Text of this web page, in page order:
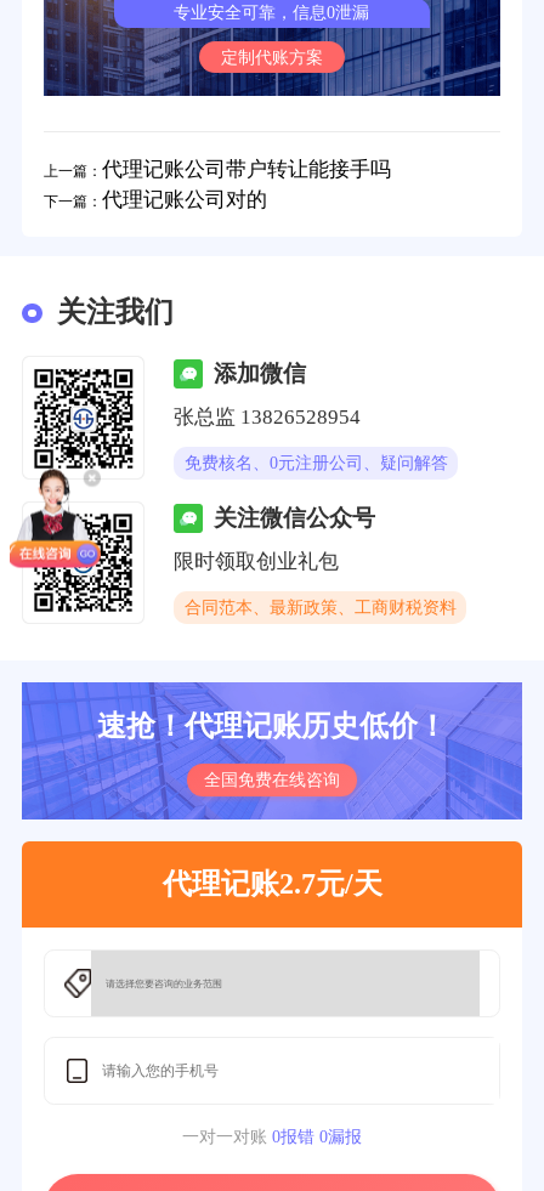
专业安全可靠，信息0泄漏
定制代账方案
上一篇： 代理记账公司带户转让能接手吗
下一篇： 代理记账公司对的
关注我们
添加微信
张总监 13826528954
免费核名、0元注册公司、疑问解答
关注微信公众号
限时领取创业礼包
合同范本、最新政策、工商财税资料
速抢！代理记账历史低价！
全国免费在线咨询
代理记账2.7元/天
一对一对账 0报错 0漏报